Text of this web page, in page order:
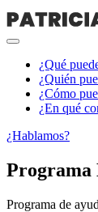
¿Qué
¿Quién
¿Cómo
¿En qué
¿Hablamos?
Programa de